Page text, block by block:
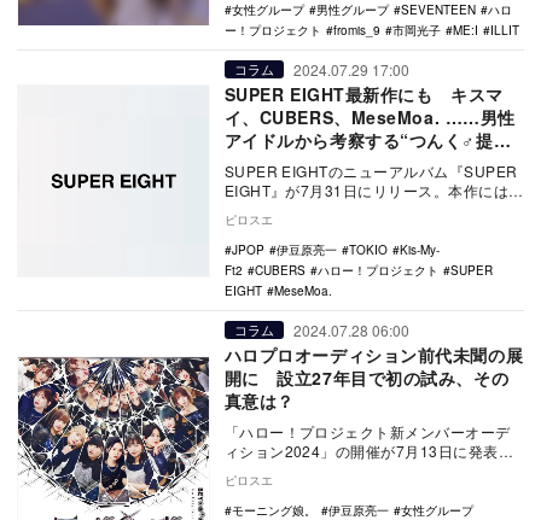
女性グループ
男性グループ SEVENTEEN
ハロ
ー！プロジェクト
fromis_9 市岡光子 ME:I ILLIT
コラム 2024.07.29 17:00
SUPER EIGHT最新作にも キスマ
イ、CUBERS、MeseMoa. ……男性
アイドルから考察する“つんく♂提供
曲”の面白さ
SUPER EIGHTのニューアルバム『SUPER
EIGHT』が7月31日にリリース。本作には多
ピロスエ
JPOP
伊豆原亮一 TOKIO
Kis-My-
Ft2
CUBERS ハロー！プロジェクト
SUPER
EIGHT
MeseMoa.
コラム 2024.07.28 06:00
ハロプロオーディション前代未聞の展
開に 設立27年目で初の試み、その
真意は？
「ハロー！プロジェクト新メンバーオーデ
ィション2024」の開催が7月13日に発表さ
対…
ピロスエ
モーニング娘。
伊豆原亮一
女性グループ